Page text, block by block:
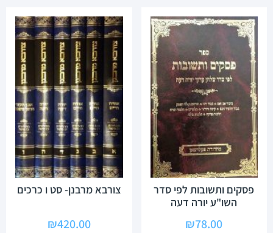
פסקים ותשובות לפי סדר
השו"ע יורה דעה
₪78.00
צורבא מרבנן- סט ו כרכים
₪420.00